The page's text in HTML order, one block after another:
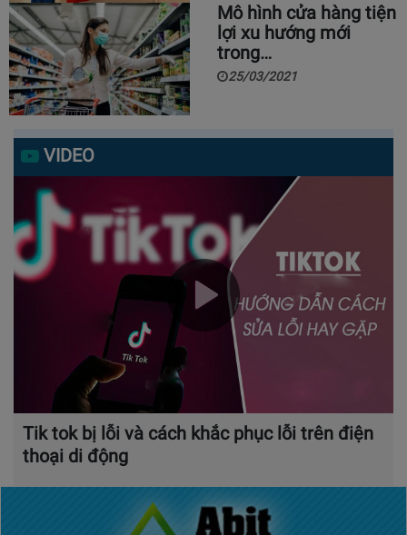
Mô hình cửa hàng tiện
lợi xu hướng mới
trong…
25/03/2021
VIDEO
Tik tok bị lỗi và cách khắc phục lỗi trên điện
thoại di động